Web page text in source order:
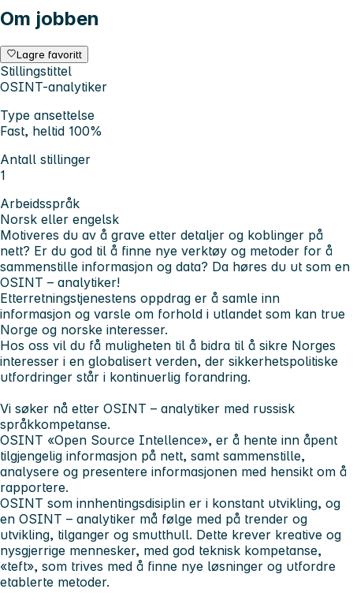
Om jobben
Lagre favoritt
Stillingstittel
OSINT-analytiker
Type ansettelse
Fast, heltid 100%
Antall stillinger
1
Arbeidsspråk
Norsk eller engelsk
Motiveres du av å grave etter detaljer og koblinger på
nett? Er du god til å finne nye verktøy og metoder for å
sammenstille informasjon og data? Da høres du ut som en
OSINT – analytiker!
Etterretningstjenestens oppdrag er å samle inn
informasjon og varsle om forhold i utlandet som kan true
Norge og norske interesser.
Hos oss vil du få muligheten til å bidra til å sikre Norges
interesser i en globalisert verden, der sikkerhetspolitiske
utfordringer står i kontinuerlig forandring.
Vi søker nå etter OSINT – analytiker med russisk
språkkompetanse.
OSINT «Open Source Intellence», er å hente inn åpent
tilgjengelig informasjon på nett, samt sammenstille,
analysere og presentere informasjonen med hensikt om å
rapportere.
OSINT som innhentingsdisiplin er i konstant utvikling, og
en OSINT – analytiker må følge med på trender og
utvikling, tilganger og smutthull. Dette krever kreative og
nysgjerrige mennesker, med god teknisk kompetanse,
«teft», som trives med å finne nye løsninger og utfordre
etablerte metoder.